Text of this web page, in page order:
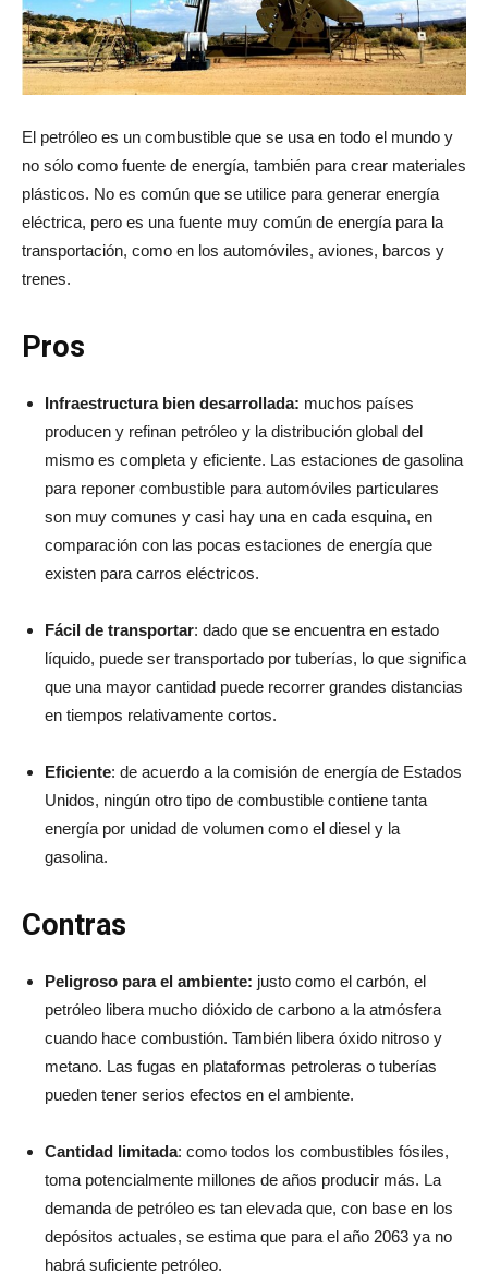
El petróleo es un combustible que se usa en todo el mundo y
no sólo como fuente de energía, también para crear materiales
plásticos. No es común que se utilice para generar energía
eléctrica, pero es una fuente muy común de energía para la
transportación, como en los automóviles, aviones, barcos y
trenes.
Pros
Infraestructura bien desarrollada: muchos países
producen y refinan petróleo y la distribución global del
mismo es completa y eficiente. Las estaciones de gasolina
para reponer combustible para automóviles particulares
son muy comunes y casi hay una en cada esquina, en
comparación con las pocas estaciones de energía que
existen para carros eléctricos.
Fácil de transportar: dado que se encuentra en estado
líquido, puede ser transportado por tuberías, lo que significa
que una mayor cantidad puede recorrer grandes distancias
en tiempos relativamente cortos.
Eficiente: de acuerdo a la comisión de energía de Estados
Unidos, ningún otro tipo de combustible contiene tanta
energía por unidad de volumen como el diesel y la
gasolina.
Contras
Peligroso para el ambiente: justo como el carbón, el
petróleo libera mucho dióxido de carbono a la atmósfera
cuando hace combustión. También libera óxido nitroso y
metano. Las fugas en plataformas petroleras o tuberías
pueden tener serios efectos en el ambiente.
Cantidad limitada: como todos los combustibles fósiles,
toma potencialmente millones de años producir más. La
demanda de petróleo es tan elevada que, con base en los
depósitos actuales, se estima que para el año 2063 ya no
habrá suficiente petróleo.